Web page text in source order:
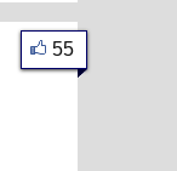
55